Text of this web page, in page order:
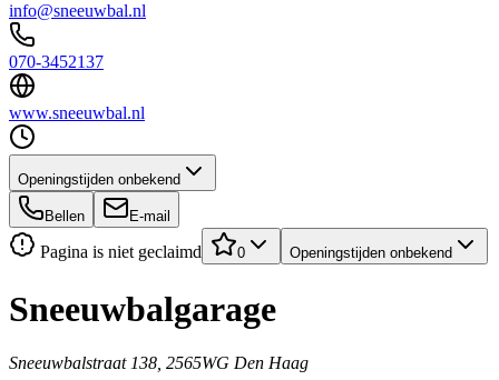
info@sneeuwbal.nl
070-3452137
www.sneeuwbal.nl
Openingstijden onbekend
Bellen E-mail
Pagina is niet geclaimd 0 Openingstijden onbekend
Sneeuwbalgarage
Sneeuwbalstraat 138, 2565WG Den Haag